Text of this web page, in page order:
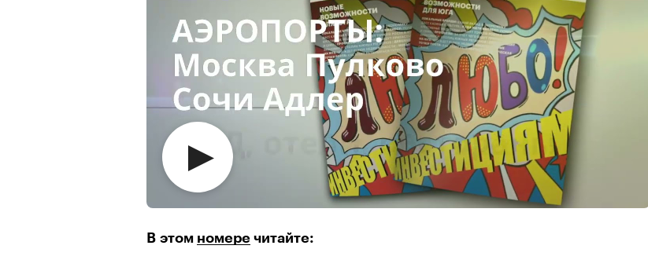
В этом номере читайте: